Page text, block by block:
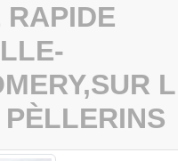
RAPIDE